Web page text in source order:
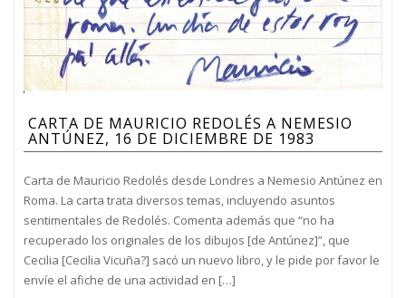
CARTA DE MAURICIO REDOLÉS A NEMESIO
ANTÚNEZ, 16 DE DICIEMBRE DE 1983
Carta de Mauricio Redolés desde Londres a Nemesio Antúnez en
Roma. La carta trata diversos temas, incluyendo asuntos
sentimentales de Redolés. Comenta además que “no ha
recuperado los originales de los dibujos [de Antúnez]”, que
Cecilia [Cecilia Vicuña?] sacó un nuevo libro, y le pide por favor le
envíe el afiche de una actividad en […]